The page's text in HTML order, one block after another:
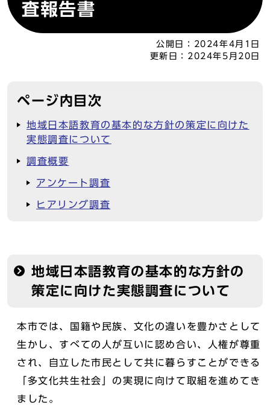
査報告書
公開日：
2024年4月1日
更新日： 2024年5月20日
ページ内目次
地域日本語教育の基本的な方針の策定に向けた
実態調査について
調査概要
アンケート調査
ヒアリング調査
地域日本語教育の基本的な方針の
策定に向けた実態調査について
本市では、国籍や民族、文化の違いを豊かさとして
生かし、すべての人が互いに認め合い、人権が尊重
され、自立した市民として共に暮らすことができる
「多文化共生社会」の実現に向けて取組を進めてき
ました。